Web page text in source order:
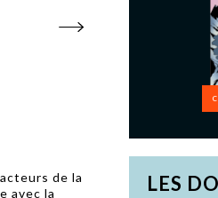
de la
avec la
LES